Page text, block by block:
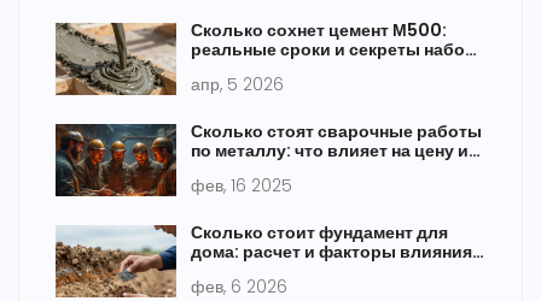
Сколько сохнет цемент М500:
реальные сроки и секреты набора
апр, 5 2026
Сколько стоят сварочные работы
по металлу: что влияет на цену и
фев, 16 2025
Сколько стоит фундамент для
дома: расчет и факторы влияния
фев, 6 2026